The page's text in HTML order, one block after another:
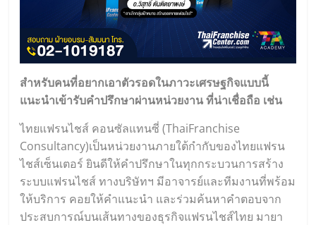
สำหรับคนที่อยากเอาตัวรอดในภาวะเศรษฐกิจแบบนี้
แนะนำเข้ารับคำปรึกษาผ่านหน่วยงาน ที่น่าเชื่อถือ เช่น
ไทยแฟรนไชส์ คอนซัลแทนซี่ (ThaiFranchise
Consultancy)เป็นหน่วยงานภายใต้กำกับของไทยแฟรน
ไชส์เซ็นเตอร์ ยินดีให้คำปรึกษาในทุกกระบวนการสร้าง
ระบบแฟรนไชส์ ทางบริษัทฯ มีอาจารย์และทีมงานที่พร้อม
ให้บริการ คอยให้คำแนะนำ และร่วมค้นหาคำตอบจาก
ประสบการณ์บนเส้นทางของธุรกิจแฟรนไชส์ไทย มายา